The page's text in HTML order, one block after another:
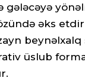
gələcəyə
əks
beynəlxalq
üslub